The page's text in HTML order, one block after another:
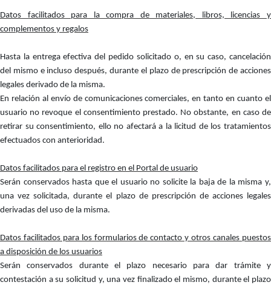
Datos facilitados para la compra de materiales, libros, licencias y
complementos y regalos
Hasta la entrega efectiva del pedido solicitado o, en su caso, cancelación
del mismo e incluso después, durante el plazo de prescripción de acciones
legales derivado de la misma.
En relación al envío de comunicaciones comerciales, en tanto en cuanto el
usuario no revoque el consentimiento prestado. No obstante, en caso de
retirar su consentimiento, ello no afectará a la licitud de los tratamientos
efectuados con anterioridad.
Datos facilitados para el registro en el Portal de usuario
Serán conservados hasta que el usuario no solicite la baja de la misma y,
una vez solicitada, durante el plazo de prescripción de acciones legales
derivadas del uso de la misma.
Datos facilitados para los formularios de contacto y otros canales puestos
a disposición de los usuarios
Serán conservados durante el plazo necesario para dar trámite y
contestación a su solicitud y, una vez finalizado el mismo, durante el plazo